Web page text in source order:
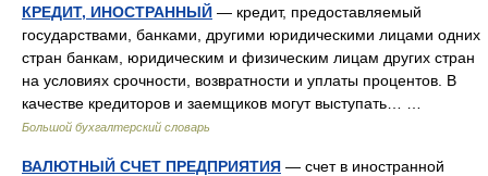
КРЕДИТ, ИНОСТРАННЫЙ — кредит, предоставляемый
государствами, банками, другими юридическими лицами одних
стран банкам, юридическим и физическим лицам других стран
на условиях срочности, возвратности и уплаты процентов. В
качестве кредиторов и заемщиков могут выступать… …
Большой бухгалтерский словарь
ВАЛЮТНЫЙ СЧЕТ ПРЕДПРИЯТИЯ — счет в иностранной